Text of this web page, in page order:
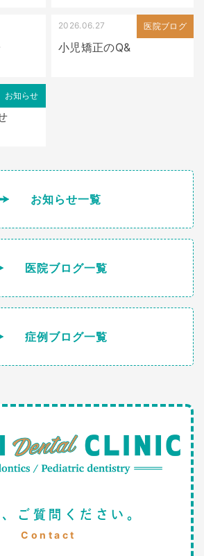
医院ブログ
2026.06.27
小児矯正のQ&
お知らせ
お知らせ一覧
医院ブログ一覧
症例ブログ一覧
ご質問ください。
Contact